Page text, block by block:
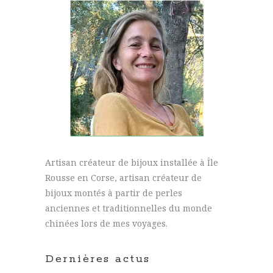
Artisan créateur de bijoux installée à Île
Rousse en Corse, artisan créateur de
bijoux montés à partir de perles
anciennes et traditionnelles du monde
chinées lors de mes voyages.
Dernières actus